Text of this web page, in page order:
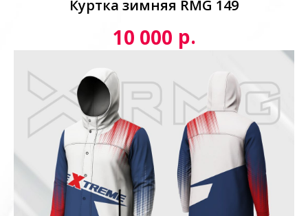
Куртка зимняя RMG 149
10 000 р.